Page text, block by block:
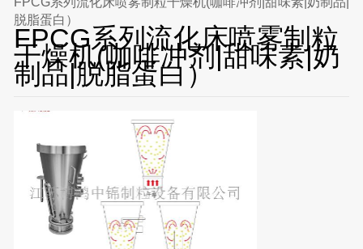
脱脂蛋白）
FPCG系列流化床喷雾制粒
干燥机(咖啡冲剂|甜味素|奶
制品|脱脂蛋白）